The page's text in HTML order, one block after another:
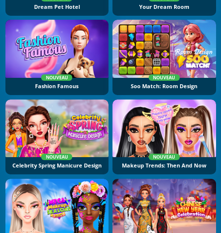
Dream Pet Hotel Your Dream Room
NOUVEAU
Fashion Famous
NOUVEAU
Soo Match: Room Design
NOUVEAU
Celebrity Spring Manicure Design
NOUVEAU
Makeup Trends: Then And Now